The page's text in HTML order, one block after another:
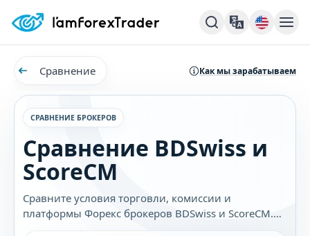
Сравнение Как мы зарабатываем
СРАВНЕНИЕ БРОКЕРОВ
Сравнение BDSwiss и
ScoreCM
Сравните условия торговли, комиссии и
платформы Форекс брокеров BDSwiss и ScoreCM.
Узнайте, какой брокер лучше подходит именно